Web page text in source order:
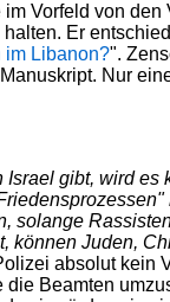
Vorfeld von
Er
im Libanon?".
Nur
gibt, wird
solange
können Juden,
absolut kein
Beamten